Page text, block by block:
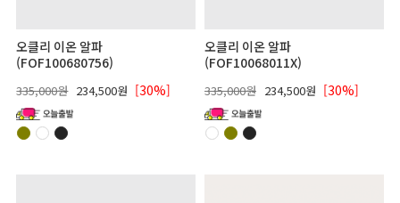
오클리 이온 알파
(FOF100680756)
335,000원 234,500원 [30%]
오클리 이온 알파
(FOF10068011X)
335,000원 234,500원 [30%]